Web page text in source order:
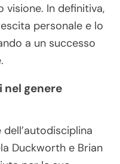
visione. In definitiva,
personale e lo
a un successo
genere
Duckworth e Brian